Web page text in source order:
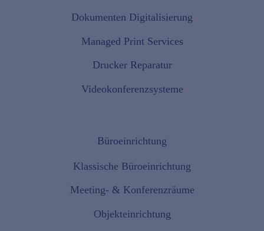
Dokumenten Digitalisierung
Managed Print Services
Drucker Reparatur
Videokonferenzsysteme
Büroeinrichtung
Klassische Büroeinrichtung
Meeting- & Konferenzräume
Objekteinrichtung